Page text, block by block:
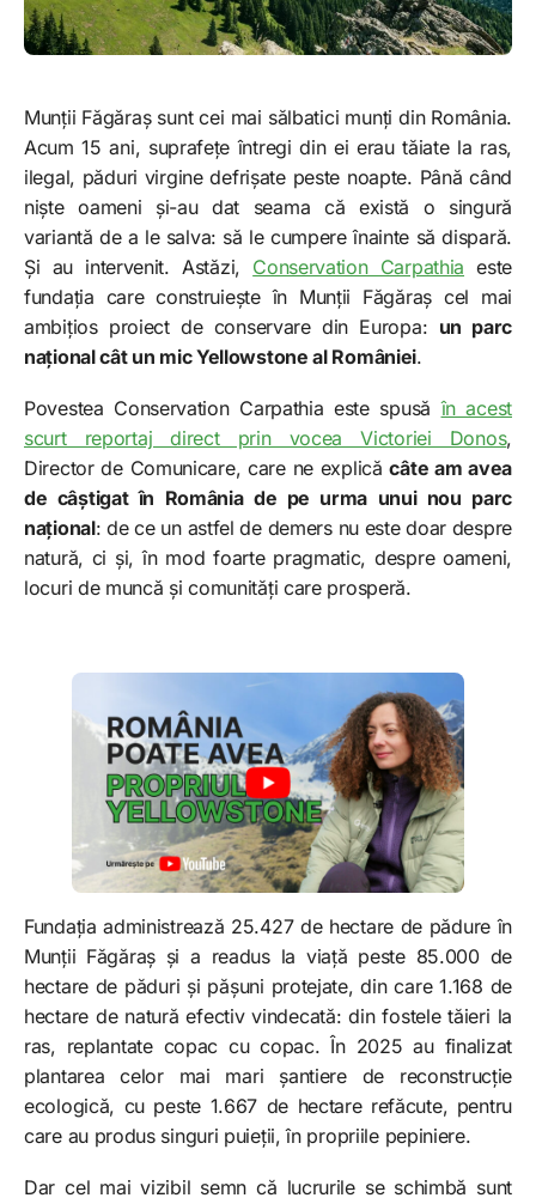
Munții Făgăraș sunt cei mai sălbatici munți din România.
Acum 15 ani, suprafețe întregi din ei erau tăiate la ras,
ilegal, păduri virgine defrișate peste noapte. Până când
niște oameni și-au dat seama că există o singură
variantă de a le salva: să le cumpere înainte să dispară.
Și au intervenit. Astăzi, Conservation Carpathia este
fundația care construiește în Munții Făgăraș cel mai
ambițios proiect de conservare din Europa: un parc
național cât un mic Yellowstone al României.
Povestea Conservation Carpathia este spusăîn acest
scurt reportaj direct prin vocea Victoriei Donos,
Director de Comunicare, care ne explicăcâte am avea
de câștigat în România de pe urma unui nou parc
național: de ce un astfel de demers nu este doar despre
natură, ci și, în mod foarte pragmatic, despre oameni,
locuri de muncă și comunități care prosperă.
Fundația administrează 25.427 de hectare de pădure în
Munții Făgăraș și a readus la viață peste 85.000 de
hectare de păduri și pășuni protejate, din care 1.168 de
hectare de natură efectiv vindecată: din fostele tăieri la
ras, replantate copac cu copac. În 2025 au finalizat
plantarea celor mai mari șantiere de reconstrucție
ecologică, cu peste 1.667 de hectare refăcute, pentru
care au produs singuri puieții, în propriile pepiniere.
Dar cel mai vizibil semn că lucrurile se schimbă sunt